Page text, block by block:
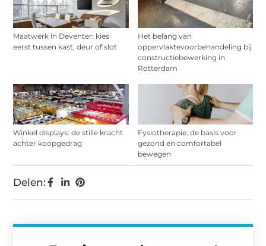
Maatwerk in Deventer: kies
eerst tussen kast, deur of slot
Het belang van
oppervlaktevoorbehandeling bij
constructiebewerking in
Rotterdam
Winkel displays: de stille kracht
achter koopgedrag
Fysiotherapie: de basis voor
gezond en comfortabel
bewegen
Delen: